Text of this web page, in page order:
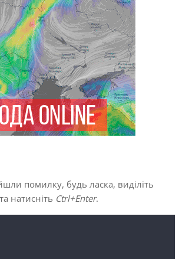
помилку, будь ласка, виділіть
натисніть Ctrl+Enter.